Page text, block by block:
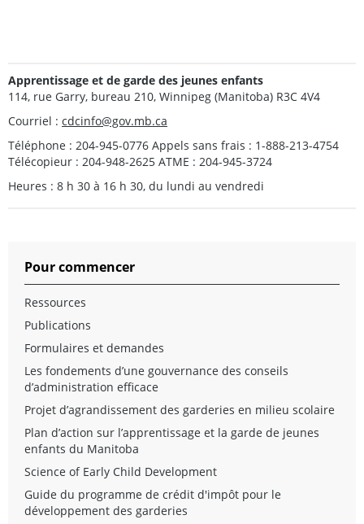
Apprentissage et de garde des jeunes enfants
114, rue Garry, bureau 210, Winnipeg (Manitoba) R3C 4V4
Courriel : cdcinfo@gov.mb.ca
Téléphone : 204-945-0776 Appels sans frais : 1-888-213-4754
Télécopieur : 204-948-2625 ATME : 204-945-3724
Heures : 8 h 30 à 16 h 30, du lundi au vendredi
Pour commencer
Ressources
Publications
Formulaires et demandes
Les fondements d’une gouvernance des conseils
d’administration efficace
Projet d’agrandissement des garderies en milieu scolaire
Plan d’action sur l’apprentissage et la garde de jeunes
enfants du Manitoba
Science of Early Child Development
Guide du programme de crédit d'impôt pour le
développement des garderies